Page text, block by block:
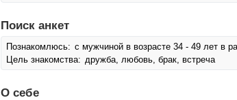
Поиск анкет
Познакомлюсь: с мужчиной в возрасте 34 - 49 лет в
Цель знакомства: дружба, любовь, брак, встреча
О себе